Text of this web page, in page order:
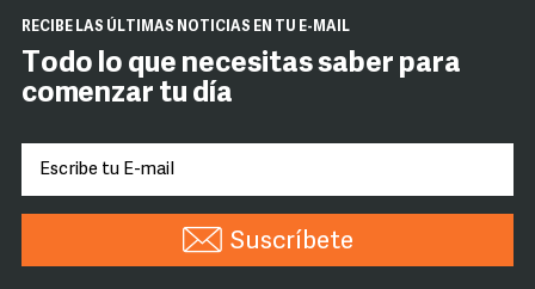
RECIBE LAS ÚLTIMAS NOTICIAS EN TU E-MAIL
Todo lo que necesitas saber para
comenzar tu día
Suscríbete